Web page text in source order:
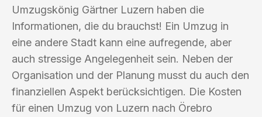
Umzugskönig Gärtner Luzern haben die
Informationen, die du brauchst! Ein Umzug in
eine andere Stadt kann eine aufregende, aber
auch stressige Angelegenheit sein. Neben der
Organisation und der Planung musst du auch den
finanziellen Aspekt berücksichtigen. Die Kosten
für einen Umzug von Luzern nach Örebro